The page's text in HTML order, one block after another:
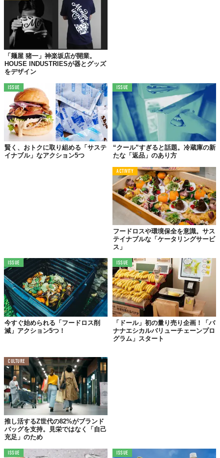
NY市が義務化決定！「ビルには“鳥にやさしい窓”を
つけなさい」
© iStock.com/CribbVisuals
米・ニューヨーク市で「鳥にやさしい窓」の設置が義務付けられ
この法律の対象は、市内の新しく建てられるビルや改修工事がさ
れるビル。今後、世界のニュースタンダードになるのか注目だ。
詳しく読む＞＞＞
イスラエル、「毛皮の販売を禁止」する世界初の国家
「麺屋 猪一」神楽坂店が開業。
HOUSE INDUSTRIESが器とグッズ
をデザイン
ISSUE
賢く、おトクに取り組める「サステ
イナブル」なアクション5つ
ISSUE
“クール”すぎると話題。冷蔵庫の新
たな「返品」のあり方
ACTIVITY
フードロスや環境保全を意識。サス
テイナブルな「ケータリングサービ
ス」
ISSUE
今すぐ始められる「フードロス削
減」アクション5つ！
ISSUE
「ドール」初の量り売り企画！「バ
ナナエシカルバリューチェーンプロ
グラム」スタート
CULTURE
推し活するZ世代の82%がブランド
バッグを支持。見栄ではなく「自己
充足」のため
ISSUE ISSUE